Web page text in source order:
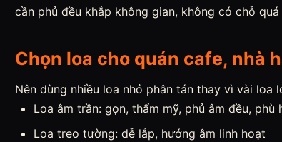
cần phủ đều khắp không gian, không có chỗ
Chọn loa cho quán cafe, nhà
Nên dùng nhiều loa nhỏ phân tán thay vì vài loa
Loa âm trần: gọn, thẩm mỹ, phủ âm đều, phù
Loa treo tường: dễ lắp, hướng âm linh hoạt